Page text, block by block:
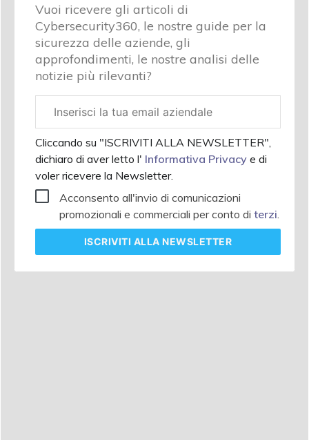
Vuoi ricevere gli articoli di
Cybersecurity360, le nostre guide per la
sicurezza delle aziende, gli
approfondimenti, le nostre analisi delle
notizie più rilevanti?
aziendale
Cliccando su "ISCRIVITI ALLA NEWSLETTER",
dichiaro di aver letto l' Informativa Privacy e di
voler ricevere la Newsletter.
Acconsento all'invio di comunicazioni
promozionali e commerciali per conto di terzi
ISCRIVITI ALLA NEWSLETTER